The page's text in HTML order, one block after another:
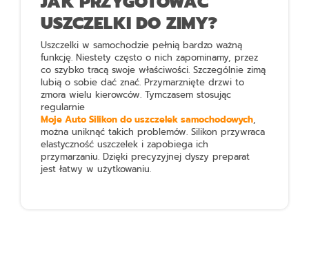
USZCZELKI DO ZIMY?
Uszczelki w samochodzie pełnią bardzo ważną
funkcję. Niestety często o nich zapominamy, przez
co szybko tracą swoje właściwości. Szczególnie zimą
lubią o sobie dać znać. Przymarznięte drzwi to
zmora wielu kierowców. Tymczasem stosując
regularnie
Moje Auto Silikon do uszczelek samochodowych,
można uniknąć takich problemów. Silikon przywraca
elastyczność uszczelek i zapobiega ich
przymarzaniu. Dzięki precyzyjnej dyszy preparat
jest łatwy w użytkowaniu.